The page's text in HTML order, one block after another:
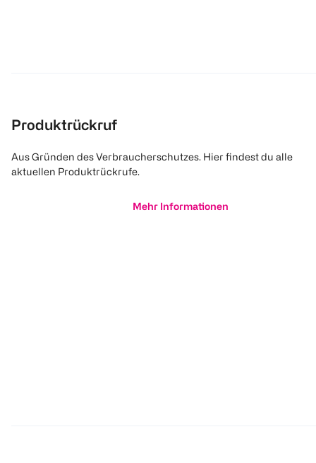
Produktrückruf
Aus Gründen des Verbraucherschutzes. Hier findest du alle
aktuellen Produktrückrufe.
Mehr Informationen